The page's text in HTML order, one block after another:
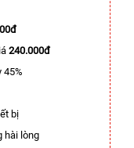
240.000đ
45%
bị
hài lòng